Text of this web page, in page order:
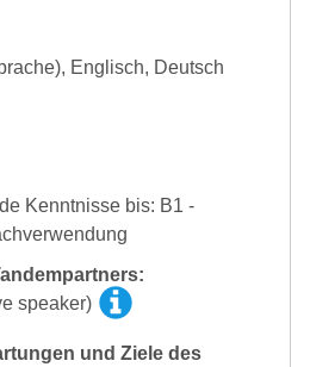
Englisch, Deutsch
Kenntnisse bis: B1 -
speaker)
und Ziele des